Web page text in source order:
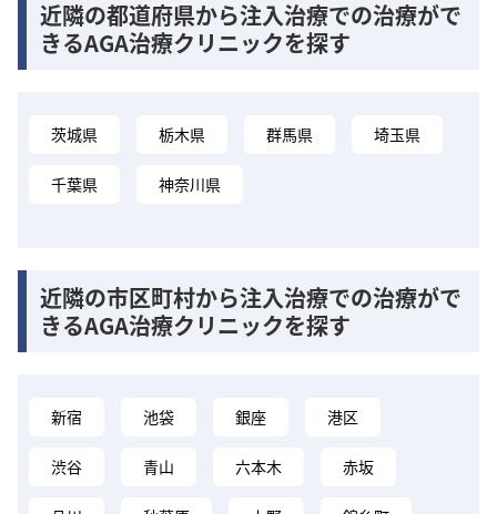
近隣の都道府県から注入治療での治療がで
きるAGA治療クリニックを探す
茨城県 栃木県 群馬県 埼玉県
千葉県 神奈川県
近隣の市区町村から注入治療での治療がで
きるAGA治療クリニックを探す
新宿 池袋 銀座 港区
渋谷 青山 六本木 赤坂